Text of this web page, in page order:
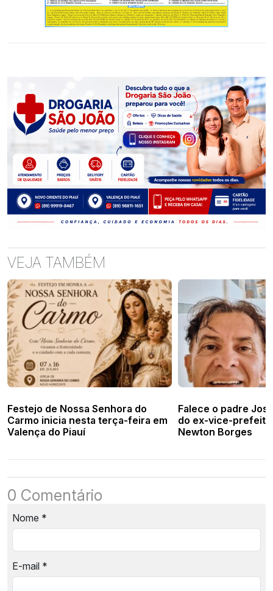
VEJA TAMBÉM
Festejo de Nossa Senhora do
Carmo inicia nesta terça-feira em
Valença do Piauí
Falece o padre
do ex-vice-prefeito
Newton Borges
0 Comentário
Nome *
E-mail *